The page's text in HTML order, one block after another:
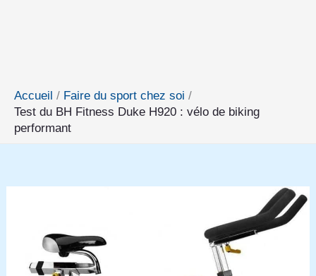
Accueil
Faire du sport chez soi
Test du BH Fitness Duke H920 : vélo de biking
performant